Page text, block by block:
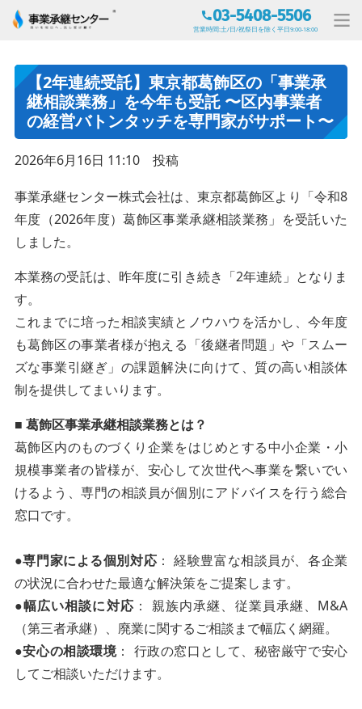
03-5408-5506
営業時間:土/日/祝祭日を除く平日9:00-18:00
【2年連続受託】東京都葛飾区の「事業承
継相談業務」を今年も受託 〜区内事業者
の経営バトンタッチを専門家がサポート〜
2026年6月16日 11:10 投稿
事業承継センター株式会社は、東京都葛飾区より「令和8
年度（2026年度）葛飾区事業承継相談業務」を受託いた
しました。
本業務の受託は、昨年度に引き続き「2年連続」となりま
す。
これまでに培った相談実績とノウハウを活かし、今年度
も葛飾区の事業者様が抱える「後継者問題」や「スムー
ズな事業引継ぎ」の課題解決に向けて、質の高い相談体
制を提供してまいります。
■ 葛飾区事業承継相談業務とは？
葛飾区内のものづくり企業をはじめとする中小企業・小
規模事業者の皆様が、安心して次世代へ事業を繋いでい
けるよう、専門の相談員が個別にアドバイスを行う総合
窓口です。
●専門家による個別対応 ： 経験豊富な相談員が、各企業
の状況に合わせた最適な解決策をご提案します。
●幅広い相談に対応 ： 親族内承継、従業員承継、M&A
（第三者承継）、廃業に関するご相談まで幅広く網羅。
●安心の相談環境： 行政の窓口として、秘密厳守で安心
してご相談いただけます。